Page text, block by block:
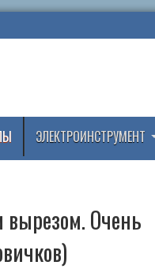
ЭЛЕКТРОИНСТРУМЕНТ
вырезом. Очень